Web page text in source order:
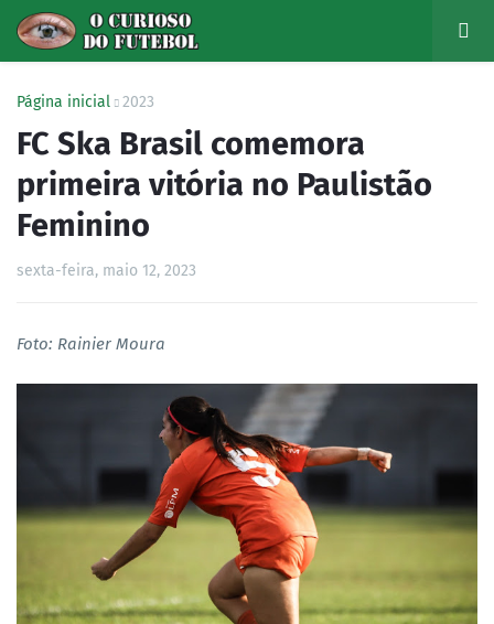
Página inicial 2023
FC Ska Brasil comemora
primeira vitória no Paulistão
Feminino
sexta-feira, maio 12, 2023
Foto: Rainier Moura